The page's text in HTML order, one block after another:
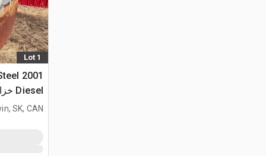
Lot 1
Diesel خزان وقود
SK, CAN